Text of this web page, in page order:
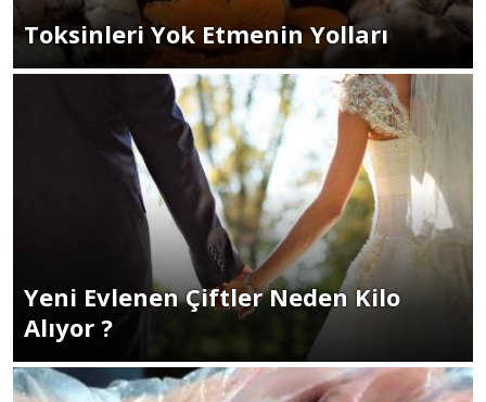
Toksinleri Yok Etmenin Yolları
Yeni Evlenen Çiftler Neden Kilo
Alıyor ?